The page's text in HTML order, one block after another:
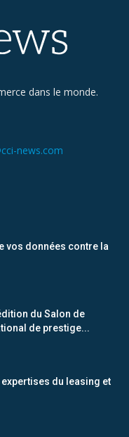
dans le monde.
news.com
vos données contre la
du Salon de
de prestige...
du leasing et